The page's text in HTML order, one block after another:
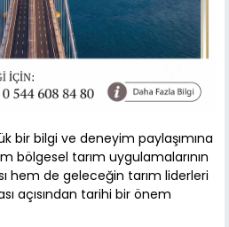
bir bilgi ve deneyim paylaşımına
bölgesel tarım uygulamalarının
hem de geleceğin tarım liderleri
açısından tarihi bir önem